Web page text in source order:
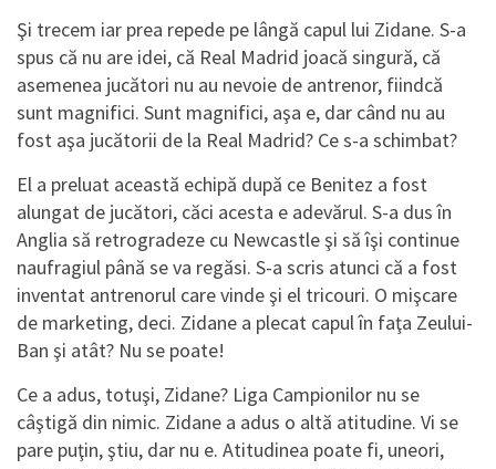
Şi trecem iar prea repede pe lângă capul lui Zidane. S-a
spus că nu are idei, că Real Madrid joacă singură, că
asemenea jucători nu au nevoie de antrenor, fiindcă
sunt magnifici. Sunt magnifici, aşa e, dar când nu au
fost aşa jucătorii de la Real Madrid? Ce s-a schimbat?
El a preluat această echipă după ce Benitez a fost
alungat de jucători, căci acesta e adevărul. S-a dus în
Anglia să retrogradeze cu Newcastle şi să îşi continue
naufragiul până se va regăsi. S-a scris atunci că a fost
inventat antrenorul care vinde şi el tricouri. O mişcare
de marketing, deci. Zidane a plecat capul în faţa Zeului-
Ban şi atât? Nu se poate!
Ce a adus, totuşi, Zidane? Liga Campionilor nu se
câştigă din nimic. Zidane a adus o altă atitudine. Vi se
pare puţin, ştiu, dar nu e. Atitudinea poate fi, uneori,